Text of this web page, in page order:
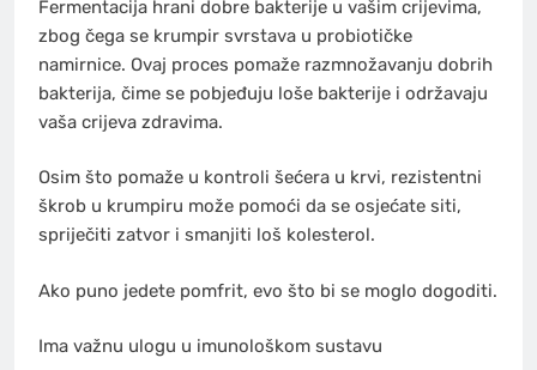
Fermentacija hrani dobre bakterije u vašim crijevima,
zbog čega se krumpir svrstava u probiotičke
namirnice. Ovaj proces pomaže razmnožavanju dobrih
bakterija, čime se pobjeđuju loše bakterije i održavaju
vaša crijeva zdravima.
Osim što pomaže u kontroli šećera u krvi, rezistentni
škrob u krumpiru može pomoći da se osjećate siti,
spriječiti zatvor i smanjiti loš kolesterol.
Ako puno jedete pomfrit, evo što bi se moglo dogoditi.
Ima važnu ulogu u imunološkom sustavu